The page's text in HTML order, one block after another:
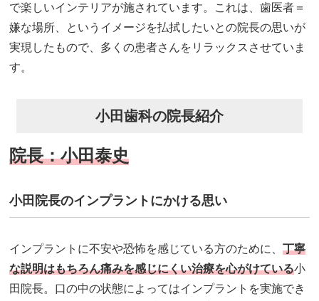
で楽しいインテリアが施されています。これは、歯医者＝
嫌な場所、というイメージを払拭したいとの院長の思いが
実現したもので、多くの患者さんをリラックスさせていま
す。
小田歯科の院長紹介
院長：小田泰史
小田院長のインプラントにかける思い
インプラントに不安や恐怖を感じている方のために、丁寧
な説明はもちろん痛みを感じにくい治療を心がけている小
田院長。口の中の状態によってはインプラントを実施でき